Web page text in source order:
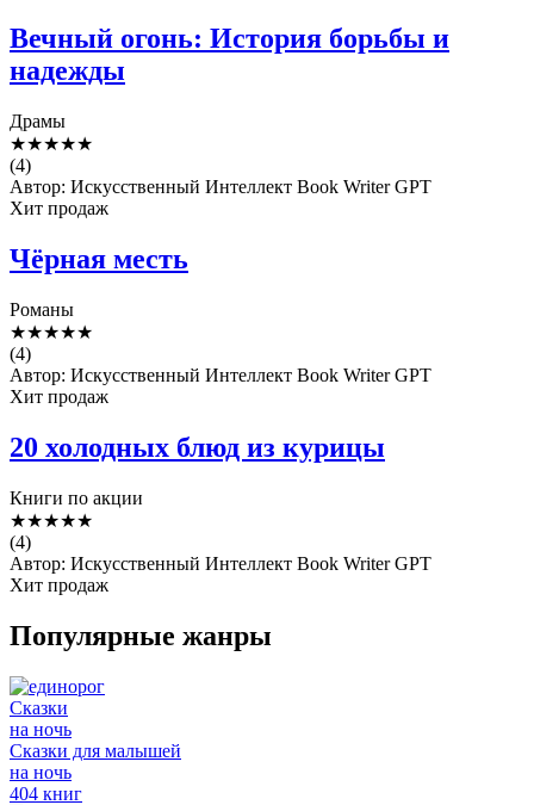
Вечный огонь: История борьбы и
надежды
Драмы
★★★★★
(4)
Автор: Искусственный Интеллект Book Writer GPT
Хит продаж
Чёрная месть
Романы
★★★★★
(4)
Автор: Искусственный Интеллект Book Writer GPT
Хит продаж
20 холодных блюд из курицы
Книги по акции
★★★★★
(4)
Автор: Искусственный Интеллект Book Writer GPT
Хит продаж
Популярные жанры
Сказки
на ночь
Сказки для малышей
на ночь
404 книг